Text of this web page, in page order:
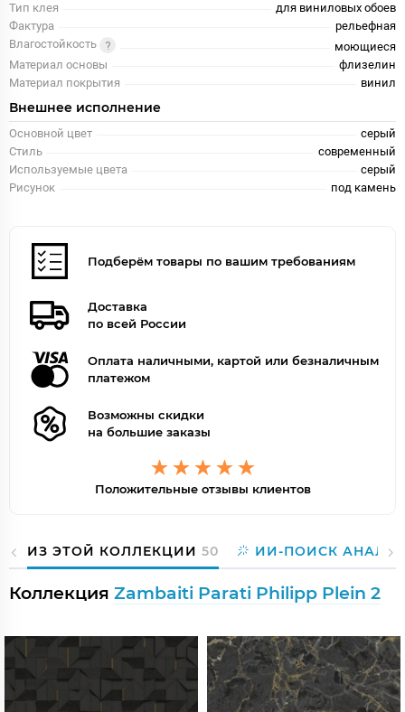
Тип клея
для виниловых обоев
Фактура
рельефная
Влагостойкость
моющиеся
Материал основы
флизелин
Материал покрытия
винил
Внешнее исполнение
Основной цвет
серый
Стиль
современный
Используемые цвета
серый
Рисунок
под камень
Подберём товары по вашим требованиям
Доставка
по всей России
Оплата наличными, картой или безналичным
платежом
Возможны скидки
на большие заказы
Положительные отзывы клиентов
ИЗ ЭТОЙ КОЛЛЕКЦИИ 50 ИИ-ПОИСК
Коллекция Zambaiti Parati Philipp Plein 2